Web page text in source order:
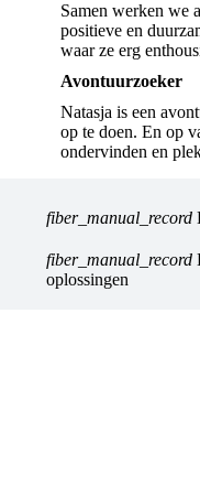
Samen werken we
positieve en
waar ze erg
Avontuurzoeker
Natasja is een
op te doen. En op
ondervinden en
fiber_manual_record
fiber_manual_record
oplossingen